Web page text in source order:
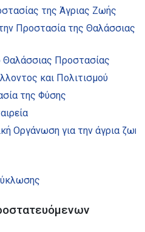
της Άγριας Ζωής
Προστασία της Θαλάσσιας
Θαλάσσιας Προστασίας
και Πολιτισμού
της Φύσης
Οργάνωση για την άγρια ζωή